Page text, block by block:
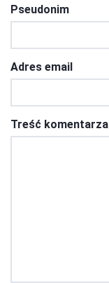
Pseudonim
Adres email
Treść komentarza